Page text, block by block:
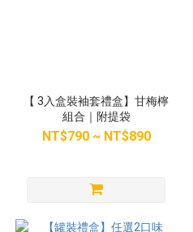
【 3入盒裝袖套禮盒】甘梅檸
組合｜附提袋
NT$790 ~ NT$890